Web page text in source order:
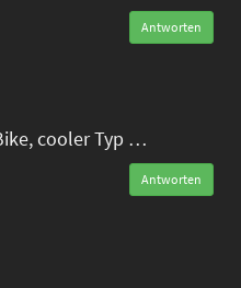
Antworten
cooler Typ …
Antworten